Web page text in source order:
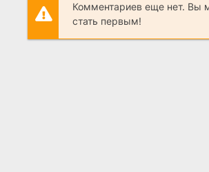
Комментариев еще нет. Вы
стать первым!